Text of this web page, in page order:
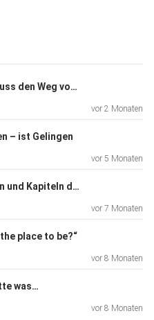
gehören zu
Stiftungsvermögen muss den Weg vom Verwalten zum Gestalten finden
vor 2 Monaten
– ist Gelingen
vor 5 Monaten
Von Stiftungen, Füllern und Kapiteln des Gelingens
vor 7 Monaten
place to be?“
vor 8 Monaten
was…
vor 8 Monaten